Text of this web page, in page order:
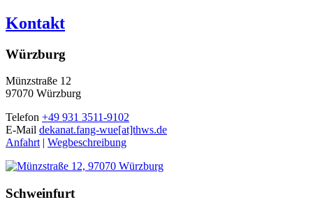
Kontakt
Würzburg
Münzstraße 12
97070 Würzburg
Telefon +49 931 3511-9102
E-Mail dekanat.fang-wue[at]thws.de
Anfahrt | Wegbeschreibung
Schweinfurt